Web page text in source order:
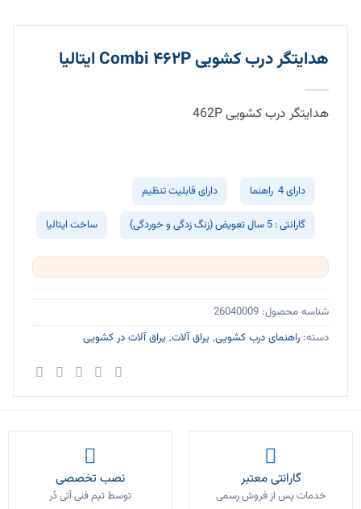
هدایتگر درب کشویی Combi ۴۶۲P ایتالیا
هدایتگر درب کشویی 462P
دارای 4 راهنما دارای قابلیت تنظیم
گارانتی : 5 سال تعویض (زنگ زدگی و خوردگی) ساخت ایتالیا
شناسه محصول: 26040009
دسته: راهنمای درب کشویی,یراق آلات,یراق آلات در کشویی
گارانتی معتبر
خدمات پس از فروش رسمی
نصب تخصصی
توسط تیم فنی آتی دُر